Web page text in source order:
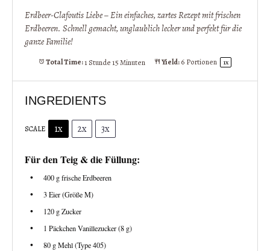
Erdbeer-Clafoutis Liebe – Ein einfaches, zartes Rezept mit frischen
Erdbeeren. Schnell gemacht, unglaublich lecker und perfekt für die
ganze Familie!
Total Time:1 Stunde 15 Minuten Yield:6 Portionen 1x
INGREDIENTS
SCALE 1x 2x 3x
Für den Teig & die Füllung:
400 gfrische Erdbeeren
3Eier (Größe M)
120 gZucker
1 Päckchen Vanillezucker (8 g)
80 gMehl (Type 405)